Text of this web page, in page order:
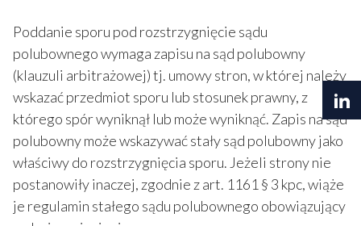
Poddanie sporu pod rozstrzygnięcie sądu
polubownego wymaga zapisu na sąd polubowny
(klauzuli arbitrażowej) tj. umowy stron, w której należy
wskazać przedmiot sporu lub stosunek prawny, z
którego spór wyniknął lub może wyniknąć. Zapis na sąd
polubowny może wskazywać stały sąd polubowny jako
właściwy do rozstrzygnięcia sporu. Jeżeli strony nie
postanowiły inaczej, zgodnie z art. 1161 § 3 kpc, wiąże
je regulamin stałego sądu polubownego obowiązujący